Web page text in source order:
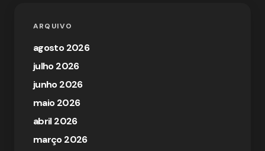
ARQUIVO
agosto 2026
julho 2026
junho 2026
maio 2026
abril 2026
março 2026